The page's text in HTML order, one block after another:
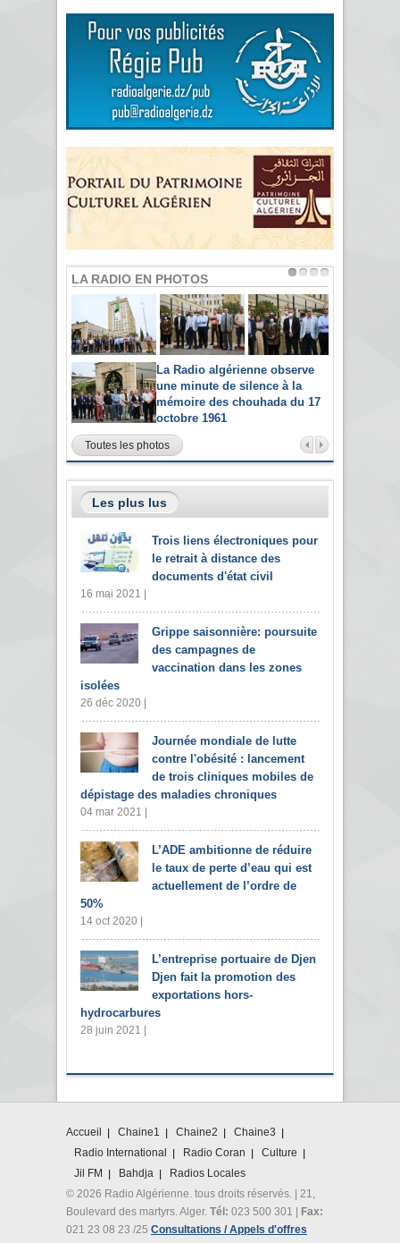
LA RADIO EN PHOTOS
La Radio algérienne observe
une minute de silence à la
mémoire des chouhada du 17
octobre 1961
Toutes les photos
Les plus lus
Trois liens électroniques pour
le retrait à distance des
documents d'état civil
16 mai 2021 |
Grippe saisonnière: poursuite
des campagnes de
vaccination dans les zones
isolées
26 déc 2020 |
Journée mondiale de lutte
contre l'obésité : lancement
de trois cliniques mobiles de
dépistage des maladies chroniques
04 mar 2021 |
L’ADE ambitionne de réduire
le taux de perte d’eau qui est
actuellement de l’ordre de
50%
14 oct 2020 |
L’entreprise portuaire de Djen
Djen fait la promotion des
exportations hors-
hydrocarbures
28 juin 2021 |
Accueil Chaine1 Chaine2
Chaine3
Radio International
Radio Coran
Culture
Jil FM
Bahdja
Radios Locales
© 2026 Radio Algérienne. tous droits réservés. | 21,
Boulevard des martyrs. Alger. Tél: 023 500 301 | Fax:
021 23 08 23 /25 Consultations / Appels d'offres